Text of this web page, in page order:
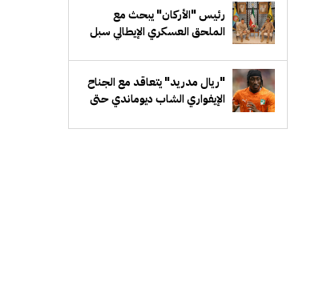
رئيس "الأركان" يبحث مع
الملحق العسكري الإيطالي سبل
"ريال مدريد" يتعاقد مع الجناح
الإيفواري الشاب ديوماندي حتى